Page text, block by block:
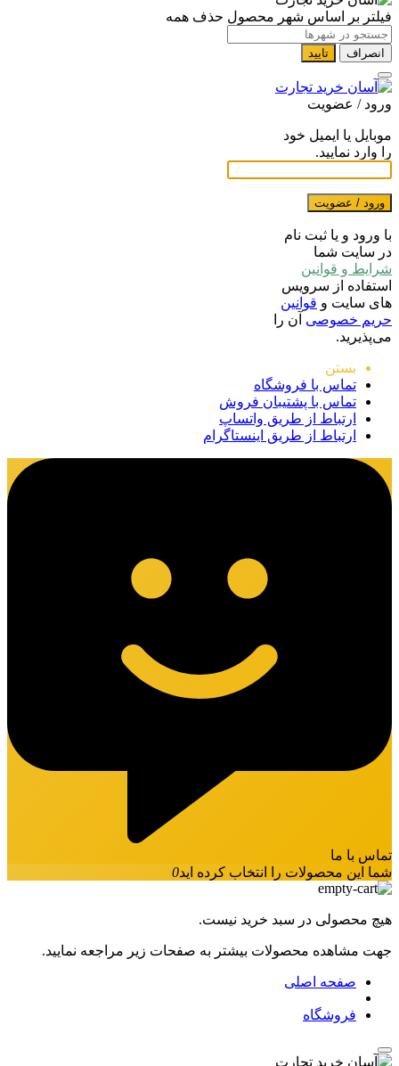
فیلتر بر اساس شهر محصول حذف همه
انصراف تایید
ورود / عضویت
موبایل یا ایمیل خود
را وارد نمایید.
ورود / عضویت
با ورود و یا ثبت نام
در سایت شما
شرایط و قوانین
استفاده از سرویس
های سایت و قوانین
حریم خصوصی آن را
می‌پذیرید.
بستن
تماس با فروشگاه
تماس با پشتیبان فروش
ارتباط از طریق واتساپ
ارتباط از طریق اینستاگرام
تماس با ما
شما این محصولات را انتخاب کرده اید0
هیچ محصولی در سبد خرید نیست.
جهت مشاهده محصولات بیشتر به صفحات زیر مراجعه نمایید.
صفحه اصلی
فروشگاه